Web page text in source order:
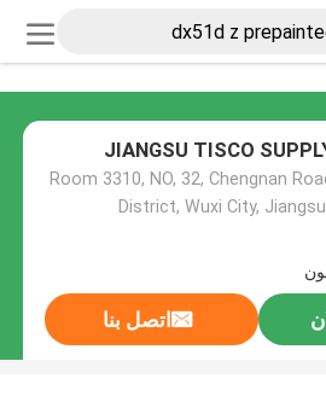
JIANGSU TISCO
Room 3310, NO, 32, Chengnan
District, Wuxi City,
اتصل بنا